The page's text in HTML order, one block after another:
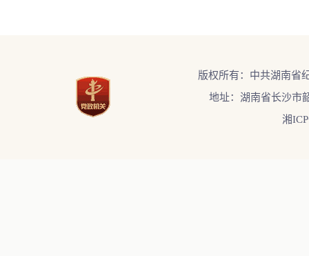
版权所有：中共湖南省
地址：湖南省长沙市
湘